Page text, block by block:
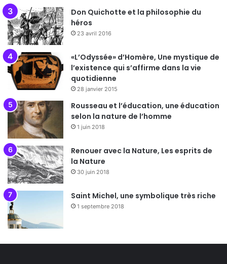
Don Quichotte et la philosophie du
héros
23 avril 2016
«L’Odyssée» d’Homère, Une mystique de
l’existence qui s’affirme dans la vie
quotidienne
28 janvier 2015
Rousseau et l’éducation, une éducation
selon la nature de l’homme
1 juin 2018
Renouer avec la Nature, Les esprits de
la Nature
30 juin 2018
Saint Michel, une symbolique très riche
1 septembre 2018